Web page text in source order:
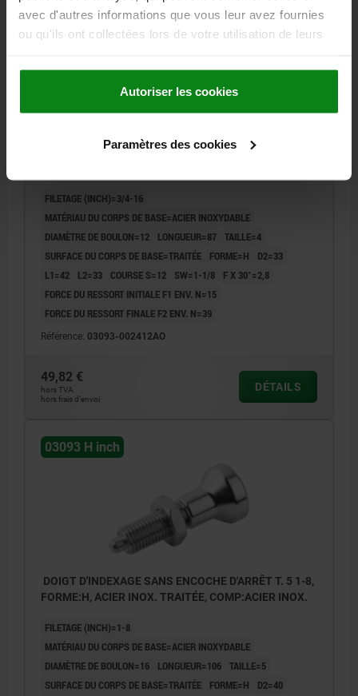
avec d'autres informations que vous leur avez fournies
ou qu'ils ont collectées lors de votre utilisation de leurs
Autoriser les cookies
Paramètres des cookies
16, FORME:H, ACIER INOX. TRAITÉE, COMP:ACIER
FILETAGE (INCH)=3/4-16
MATÉRIAU DU CORPS DE BASE=ACIER INOXYDABLE
DIAMÈTRE DE BOULON=12
LONGUEUR=87 TAILLE=4
SURFACE DU CORPS DE BASE=TRAITÉE
FORME=H
D2=33
L1=42
L2=33 COURSE S=12 SW=1-1/8
F X 30°=2,8
FORCE DU RESSORT INITIALE F1 ENV. N=15
FORCE DU RESSORT FINALE F2 ENV. N=39
Référence: 03093-002412AO
49,82 €
hors TVA
hors frais d’envoi
DÉTAILS
03093 H inch
DOIGT D'INDEXAGE SANS ENCOCHE D'ARRÊT T. 5 1-8,
FORME:H, ACIER INOX. TRAITÉE, COMP:ACIER INOX.
FILETAGE (INCH)=1-8
MATÉRIAU DU CORPS DE BASE=ACIER INOXYDABLE
DIAMÈTRE DE BOULON=16
LONGUEUR=106 TAILLE=5
SURFACE DU CORPS DE BASE=TRAITÉE
FORME=H
D2=40